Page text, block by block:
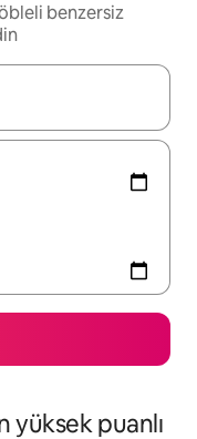
benzersiz
ve aşağı oklarıyla
yüksek puanlı